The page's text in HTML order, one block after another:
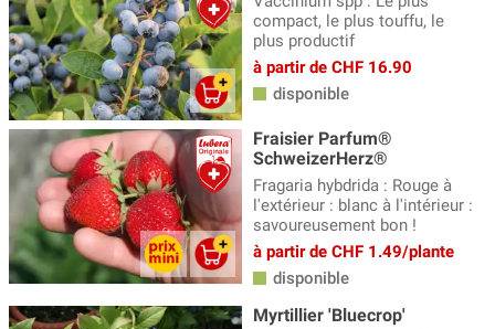
compact, le plus touffu, le
plus productif
à partir de CHF 16.90
disponible
Fraisier Parfum®
SchweizerHerz®
Fragaria hybdrida : Rouge à
l'extérieur : blanc à l'intérieur :
savoureusement bon !
à partir de CHF 1.49/plante
disponible
Myrtillier 'Bluecrop'